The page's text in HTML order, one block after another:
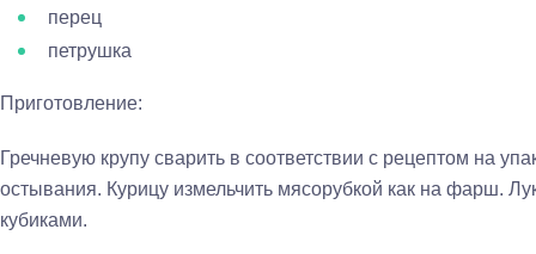
перец
петрушка
Приготовление:
Гречневую крупу сварить в соответствии с рецептом на
остывания. Курицу измельчить мясорубкой как на фарш.
кубиками.